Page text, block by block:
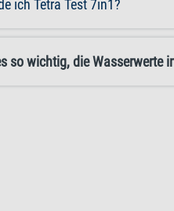
ich Tetra Test 7in1?
so wichtig, die Wasserwerte